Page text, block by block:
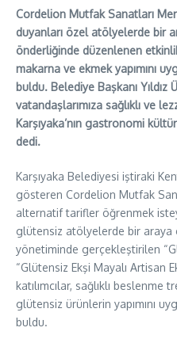
Cordelion Mutfak Sanatları
duyanları özel atölyelerde bir
önderliğinde düzenlenen
makarna ve ekmek yapımını
buldu. Belediye Başkanı
vatandaşlarımıza sağlıklı ve
Karşıyaka’nın gastronomi
dedi.
Karşıyaka Belediyesi iştiraki
gösteren Cordelion Mutfak
alternatif tarifler öğrenmek
glütensiz atölyelerde bir araya
yönetiminde gerçekleştirilen
“Glütensiz Ekşi Mayalı Artisan
katılımcılar, sağlıklı beslenme
glütensiz ürünlerin yapımını
buldu.